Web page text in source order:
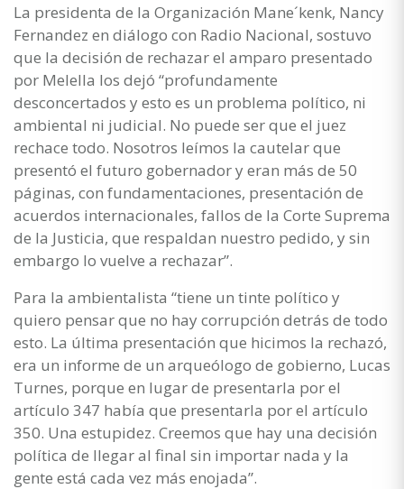
La presidenta de la Organización Mane´kenk, Nancy
Fernandez en diálogo con Radio Nacional, sostuvo
que la decisión de rechazar el amparo presentado
por Melella los dejó “profundamente
desconcertados y esto es un problema político, ni
ambiental ni judicial. No puede ser que el juez
rechace todo. Nosotros leímos la cautelar que
presentó el futuro gobernador y eran más de 50
páginas, con fundamentaciones, presentación de
acuerdos internacionales, fallos de la Corte Suprema
de la Justicia, que respaldan nuestro pedido, y sin
embargo lo vuelve a rechazar”.
Para la ambientalista “tiene un tinte político y
quiero pensar que no hay corrupción detrás de todo
esto. La última presentación que hicimos la rechazó,
era un informe de un arqueólogo de gobierno, Lucas
Turnes, porque en lugar de presentarla por el
artículo 347 había que presentarla por el artículo
350. Una estupidez. Creemos que hay una decisión
política de llegar al final sin importar nada y la
gente está cada vez más enojada”.